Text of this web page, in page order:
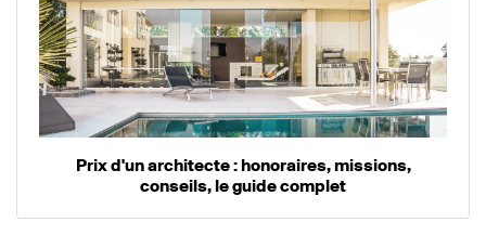
Prix d'un architecte : honoraires, missions,
conseils, le guide complet